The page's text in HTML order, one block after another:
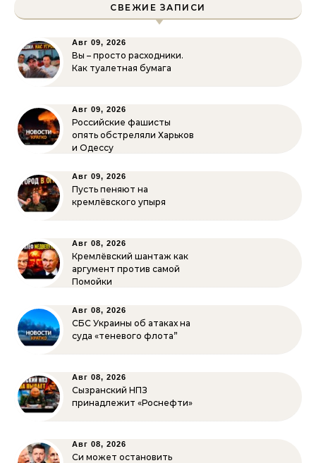
СВЕЖИЕ ЗАПИСИ
Авг 09, 2026
Вы – просто расходники.
Как туалетная бумага
Авг 09, 2026
Российские фашисты
опять обстреляли Харьков
и Одессу
Авг 09, 2026
Пусть пеняют на
кремлёвского упыря
Авг 08, 2026
Кремлёвский шантаж как
аргумент против самой
Помойки
Авг 08, 2026
СБС Украины об атаках на
суда «теневого флота”
Авг 08, 2026
Сызранский НПЗ
принадлежит «Роснефти»
Авг 08, 2026
Си может остановить